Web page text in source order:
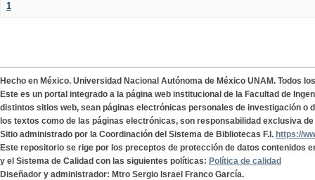
1
Hecho en México. Universidad Nacional Autónoma de México UNAM. Todos
Este es un portal integrado a la página web institucional de la Facultad de
distintos sitios web, sean páginas electrónicas personales de investigación o
los textos como de las páginas electrónicas, son responsabilidad exclusiva
Sitio administrado por la Coordinación del Sistema de Bibliotecas F.I. https://
Este repositorio se rige por los preceptos de protección de datos contenidos
y el Sistema de Calidad con las siguientes políticas: Política de calidad
Diseñador y administrador: Mtro Sergio Israel Franco García.